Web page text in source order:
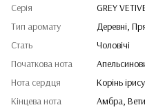
Серія
GREY
Тип аромату
Деревні,
Стать
Чоловічі
Початкова нота
Нота сердця
Корінь
Кінцева нота
Амбра,